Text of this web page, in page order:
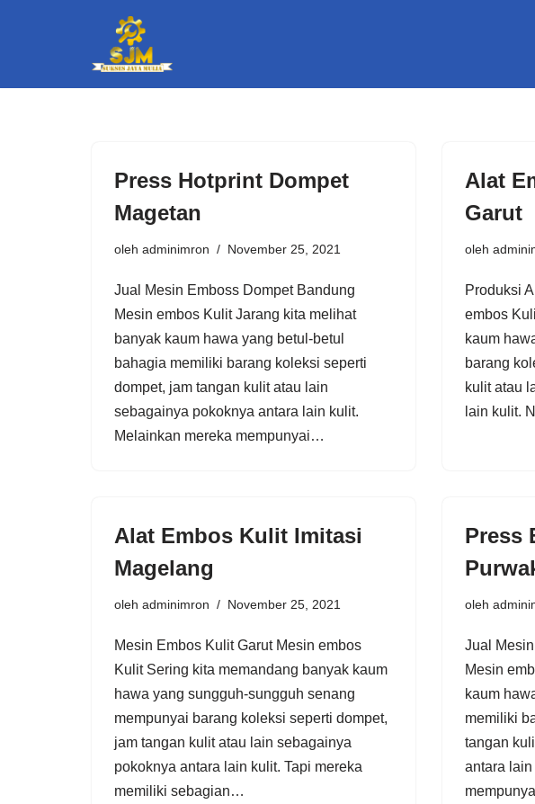
Press Hotprint Dompet
Magetan
oleh adminimron November 25, 2021
Jual Mesin Emboss Dompet Bandung
Mesin embos Kulit Jarang kita melihat
banyak kaum hawa yang betul-betul
bahagia memiliki barang koleksi seperti
dompet, jam tangan kulit atau lain
sebagainya pokoknya antara lain kulit.
Melainkan mereka mempunyai…
Alat
Garut
oleh
Produksi
embos
kaum
barang
kulit atau
lain kulit.
Alat Embos Kulit Imitasi
Magelang
oleh adminimron November 25, 2021
Mesin Embos Kulit Garut Mesin embos
Kulit Sering kita memandang banyak kaum
hawa yang sungguh-sungguh senang
mempunyai barang koleksi seperti dompet,
jam tangan kulit atau lain sebagainya
pokoknya antara lain kulit. Tapi mereka
memiliki sebagian…
Press
oleh
Jual
Mesin
kaum
memiliki
tangan
antara lain